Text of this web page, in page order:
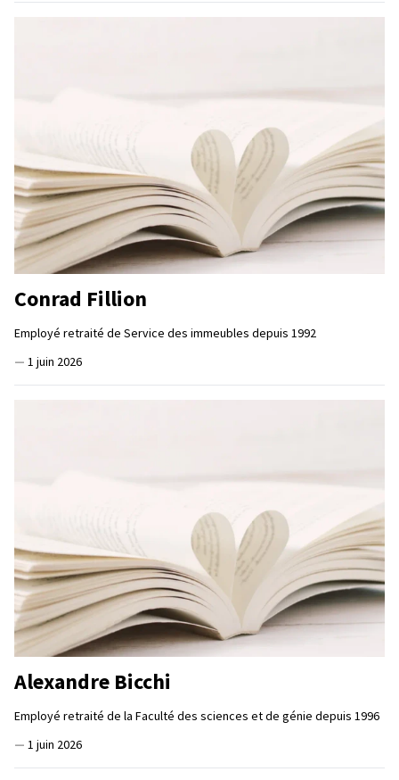
Conrad Fillion
Employé retraité de Service des immeubles depuis 1992
— 1 juin 2026
Alexandre Bicchi
Employé retraité de la Faculté des sciences et de génie depuis 1996
— 1 juin 2026